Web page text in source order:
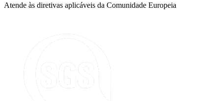
Atende às diretivas aplicáveis da Comunidade Europeia